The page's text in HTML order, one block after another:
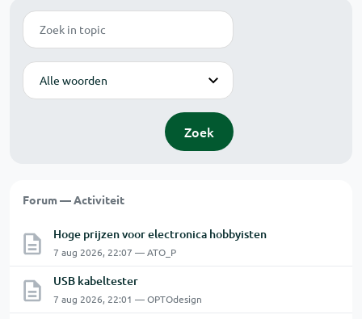
Zoek
Modus
Zoek
Forum — Activiteit
Hoge prijzen voor electronica hobbyisten
7 aug 2026, 22:07 — ATO_P
USB kabeltester
7 aug 2026, 22:01 — OPTOdesign